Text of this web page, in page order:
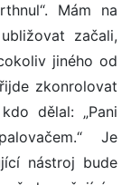
Mám na
začali,
jiného od
zkonrolovat
dělal: „Pani
Je
nástroj bude